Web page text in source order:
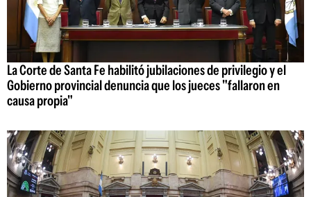
La Corte de Santa Fe habilitó jubilaciones de privilegio y el
Gobierno provincial denuncia que los jueces "fallaron en
causa propia"